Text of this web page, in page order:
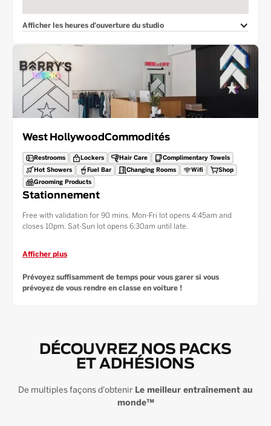
Afficher les heures d'ouverture du studio
West HollywoodCommodités
Restrooms Lockers Hair Care
Complimentary Towels
Hot Showers
Fuel Bar Changing Rooms Wifi
Shop
Grooming Products
Stationnement
Free with validation for 90 mins. Mon-Fri lot opens 4:45am and
closes 10pm. Sat-Sun lot opens 6:30am until late.
Afficher plus
Prévoyez suffisamment de temps pour vous garer si vous
prévoyez de vous rendre en classe en voiture !
DÉCOUVREZ NOS PACKS
ET ADHÉSIONS
De multiples façons d'obtenir Le meilleur entraînement au
monde™